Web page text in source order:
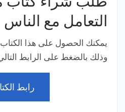
التعامل مع الناس
يمكنك الحصول على هذا
وذلك بالضغط على الرابط
رابط